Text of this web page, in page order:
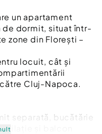
un apartament
de dormit, situat într-
zone din Florești –
locuit, cât și
Cluj-Napoca.
separată, bucătărie
și balcon